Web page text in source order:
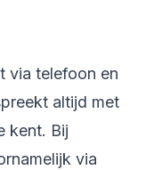
via telefoon en
altijd met
kent. Bij
via